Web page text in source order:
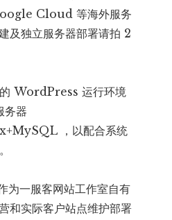
Cloud 等海外服务
及独立服务器部署请拍 2
WordPress 运行环境
器
，以配合系统
为一服客网站工作室自有
实际客户站点维护部署